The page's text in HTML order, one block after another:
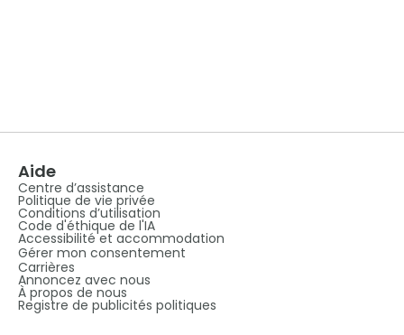
Aide
Centre d’assistance
Politique de vie privée
Conditions d’utilisation
Code d'éthique de l'IA
Accessibilité et accommodation
Gérer mon consentement
Carrières
Annoncez avec nous
À propos de nous
Registre de publicités politiques